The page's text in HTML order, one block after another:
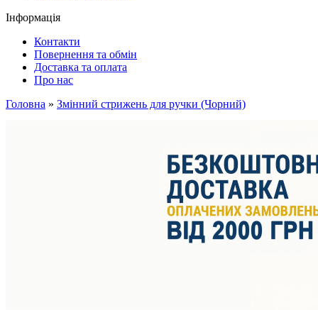
Інформація
Контакти
Повернення та обмін
Доставка та оплата
Про нас
Головна » Змінний стрижень для ручки (Чорний)